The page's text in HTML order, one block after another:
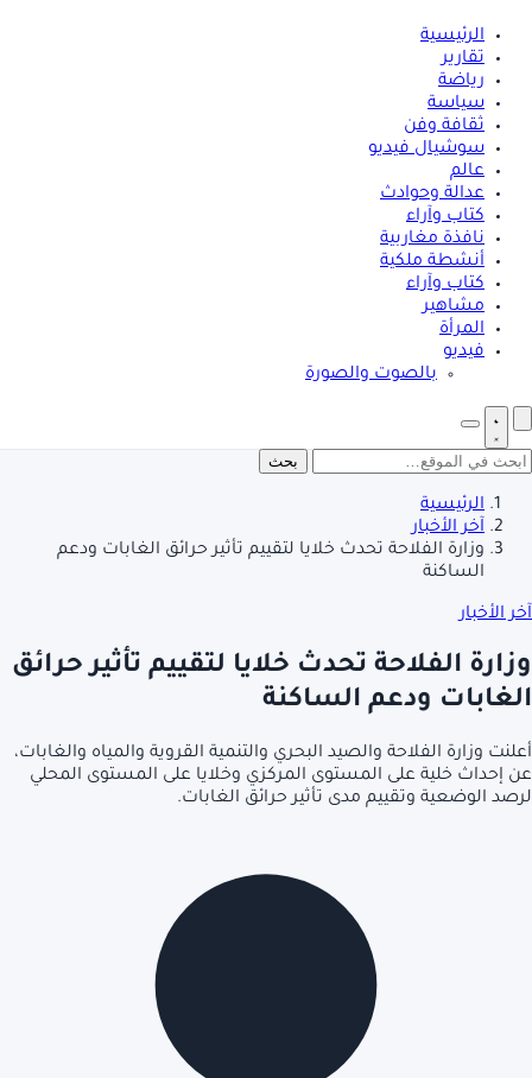
الرئيسية
تقارير
رياضة
سياسة
ثقافة وفن
سوشيال فيديو
عالم
عدالة وحوادث
كتاب وآراء
نافذة مغاربية
أنشطة ملكية
كتاب وآراء
مشاهير
المرأة
فيديو
بالصوت والصورة
بحث
الرئيسية
آخر الأخبار
وزارة الفلاحة تحدث خلايا لتقييم تأثير حرائق الغابات ودعم
الساكنة
آخر الأخبار
وزارة الفلاحة تحدث خلايا لتقييم تأثير حرائق
الغابات ودعم الساكنة
أعلنت وزارة الفلاحة والصيد البحري والتنمية القروية والمياه والغابات،
عن إحداث خلية على المستوى المركزي وخلايا على المستوى المحلي
لرصد الوضعية وتقييم مدى تأثير حرائق الغابات.